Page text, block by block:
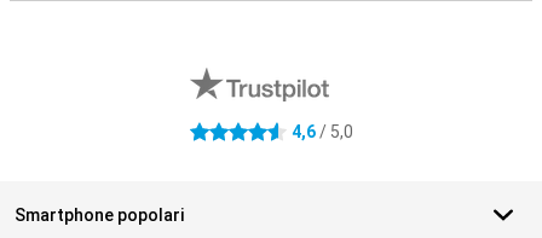
4.6 stelle 4,6/ 5,0
Smartphone popolari